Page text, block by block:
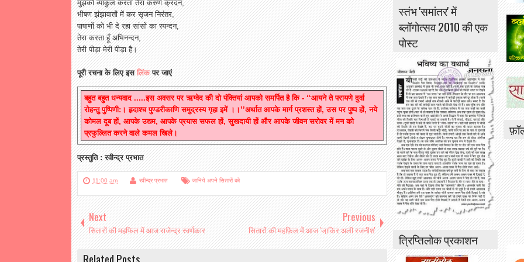
मुझको व्याकुल करता तेरा करुण क्रंदन,
भीषण झंझावातों में कर सृजन निरंतर,
पाषाणों को भी दे रहा सांसों का स्पन्दन,
तेरा करता हूँ अभिनन्दन,
तेरी पीड़ा मेरी पीड़ा है।
पूरी रचना के लिए इस लिंक पर जाएं
बहुत बहुत धन्यवाद .....इस अवसर पर ऋग्वेद की दो पंक्तियां आपको समर्पित है कि - ‘‘आयने ते परायणे दुर्वा
रोहन्तु पुष्पिणी:। हृदाश्च पुण्डरीकाणि समुद्रस्य गृहा इमें ।।’’अर्थात आपके मार्ग प्रशस्त हों, उस पर पुष्प हों, नये
कोमल दूब हों, आपके उद्यम, आपके प्रयास सफल हों, सुखदायी हों और आपके जीवन सरोवर में मन को
प्रफुल्लित करने वाले कमल खिले।
प्रस्तुति:रवीन्द्र प्रभात
11:00 am रवीन्द्र प्रभात जानिये अपने सितारों को
Next
सितारों की महफ़िल में आज राजेन्द्र स्वर्णकार
Previous
सितारों की महफ़िल में आज 'जा़किर अली रजनीश'
Related Posts
स्तंभ 'समांतर' में
ब्लॉगोत्सव 2010 की एक
पोस्ट
त्रिप्तिलोक प्रकाशन